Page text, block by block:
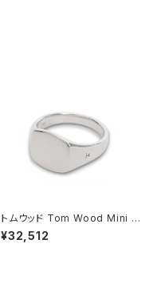
トムウッド Tom Wood Mini C
ushion リング 100771-52 シ
ルバー
¥32,512